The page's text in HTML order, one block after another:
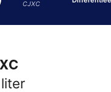
CJXC